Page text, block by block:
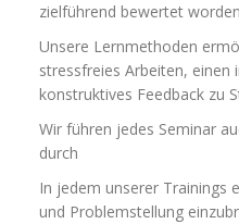
zielführend bewertet worden
Unsere Lernmethoden
stressfreies Arbeiten, einen
konstruktives Feedback zu
Wir führen jedes Seminar
durch
In jedem unserer Trainings
und Problemstellung